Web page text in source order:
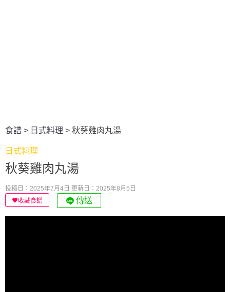
食譜 > 日式料理 > 秋葵雞肉丸湯
日式料理
秋葵雞肉丸湯
投稿日：2025年7月4日 更新日：2025年8月5日
收藏食譜
傳送